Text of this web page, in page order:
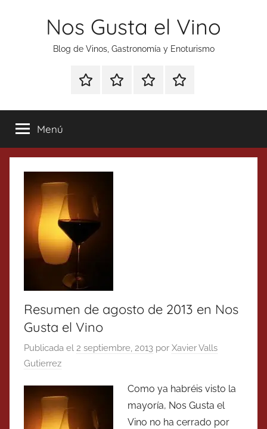
Nos Gusta el Vino
Blog de Vinos, Gastronomía y Enoturismo
Especial
Tonics
Enoturismo
Gastronomía
RankingContacto
Menú
Resumen de agosto de 2013 en Nos
Gusta el Vino
Publicada el 2 septiembre, 2013 por Xavier Valls
Gutierrez
Como ya habréis visto la
mayoría, Nos Gusta el
Vino no ha cerrado por